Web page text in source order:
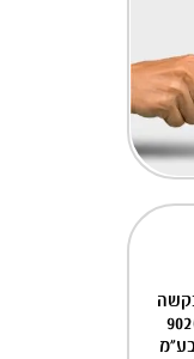
בעניין ת"צ 9020-